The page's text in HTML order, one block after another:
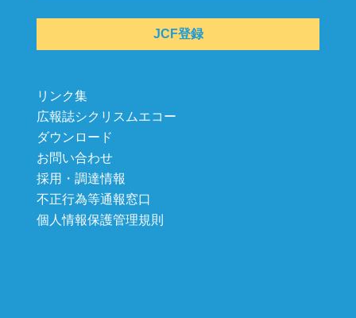
JCF登録
リンク集
広報誌シクリスムエコー
ダウンロード
お問い合わせ
採用・調達情報
不正行為等通報窓口
個人情報保護管理規則